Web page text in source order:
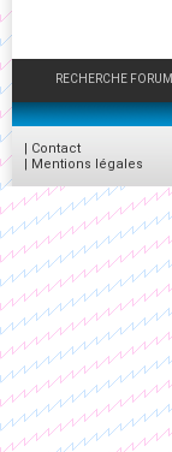
RECHERCHE FORUM
| Contact
| Mentions légales